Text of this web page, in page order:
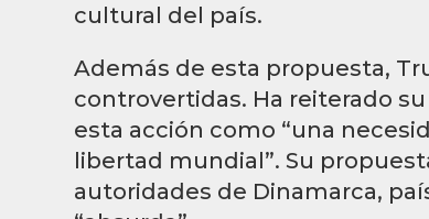
cultural del país.
Además de esta propuesta,
controvertidas. Ha reiterado
esta acción como “una
libertad mundial”. Su
autoridades de Dinamarca,